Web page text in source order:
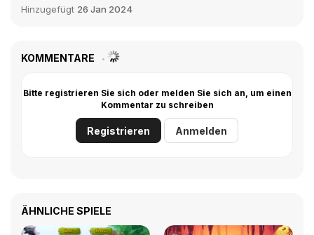
Hinzugefügt 26 Jan 2024
KOMMENTARE
Bitte registrieren Sie sich oder melden Sie sich an, um einen
Kommentar zu schreiben
Registrieren Anmelden
ÄHNLICHE SPIELE